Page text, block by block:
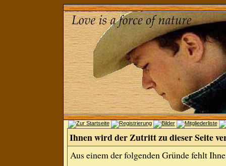
Ihnen wird der Zutritt zu dieser Seite
Aus einem der folgenden Gründe fehlt